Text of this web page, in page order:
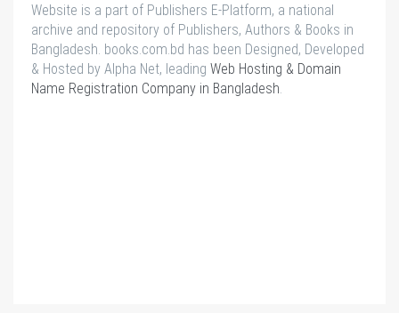
Website is a part of Publishers E-Platform, a national
archive and repository of Publishers, Authors & Books in
Bangladesh. books.com.bd has been Designed, Developed
& Hosted by Alpha Net, leading Web Hosting & Domain
Name Registration Company in Bangladesh